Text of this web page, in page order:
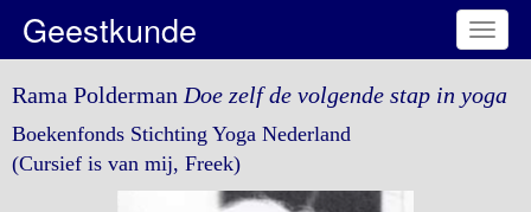
Toggle
Geestkunde
Rama Polderman Doe zelf de volgende stap in yoga
Boekenfonds Stichting Yoga Nederland
(Cursief is van mij, Freek)